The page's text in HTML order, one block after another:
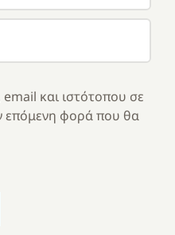
και ιστότοπου σε
επόμενη φορά που θα